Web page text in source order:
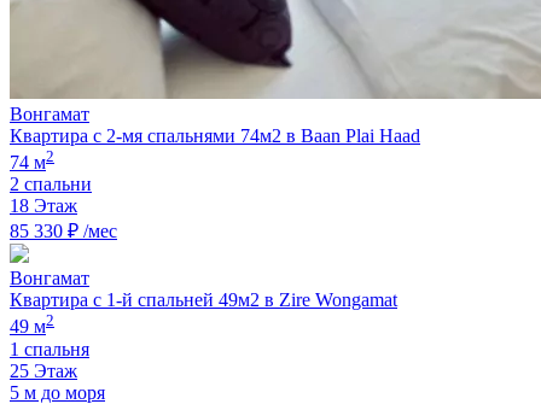
Вонгамат
Квартира с 2-мя спальнями 74м2 в Baan Plai Haad
74 м2
2 спальни
18 Этаж
85 330 ₽ /мес
Вонгамат
Квартира с 1-й спальней 49м2 в Zire Wongamat
49 м2
1 спальня
25 Этаж
5 м до моря